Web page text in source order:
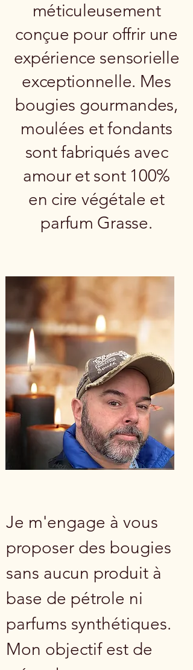
méticuleusement
conçue pour offrir une
expérience sensorielle
exceptionnelle. Mes
bougies gourmandes,
moulées et fondants
sont fabriqués avec
amour et sont 100%
en cire végétale et
parfum Grasse.
Je m'engage à vous
proposer des bougies
sans aucun produit à
base de pétrole ni
parfums synthétiques.
Mon objectif est de